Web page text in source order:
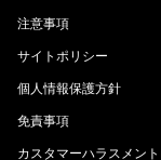
注意事項
サイトポリシー
個人情報保護方針
免責事項
カスタマーハラスメン